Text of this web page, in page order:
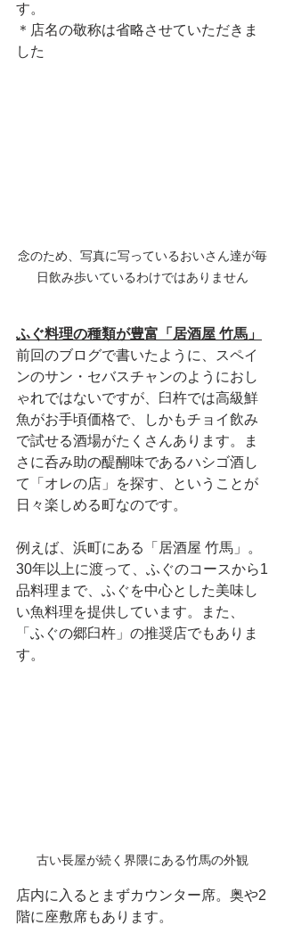
す。
＊店名の敬称は省略させていただきま
した
念のため、写真に写っているおいさん達が毎
日飲み歩いているわけではありません
ふぐ料理の種類が豊富「居酒屋 竹馬」
前回のブログで書いたように、スペイ
ンのサン・セバスチャンのようにおし
ゃれではないですが、臼杵では高級鮮
魚がお手頃価格で、しかもチョイ飲み
で試せる酒場がたくさんあります。ま
さに呑み助の醍醐味であるハシゴ酒し
て「オレの店」を探す、ということが
日々楽しめる町なのです。
例えば、浜町にある「居酒屋 竹馬」。
30年以上に渡って、ふぐのコースから1
品料理まで、ふぐを中心とした美味し
い魚料理を提供しています。また、
「ふぐの郷臼杵」の推奨店でもありま
す。
古い長屋が続く界隈にある竹馬の外観
店内に入るとまずカウンター席。奥や2
階に座敷席もあります。